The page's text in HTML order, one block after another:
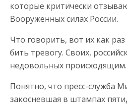
которые критически
Вооруженных силах России.
Что говорить, вот их как
бить тревогу. Своих,
недовольных происходящим.
Понятно, что пресс-служба
закосневшая в штампах